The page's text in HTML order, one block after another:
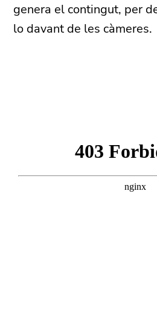
genera el contingut, per
lo davant de les càmeres.